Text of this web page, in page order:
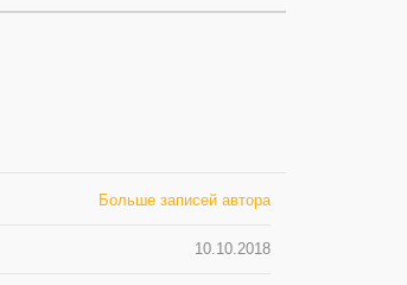
Больше записей автора
10.10.2018